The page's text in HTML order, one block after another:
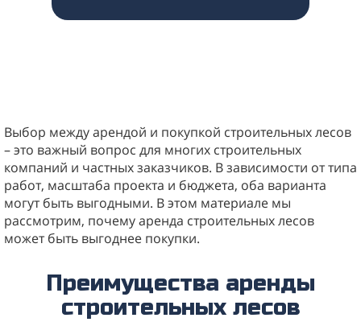
Выбор между арендой и покупкой строительных лесов
– это важный вопрос для многих строительных
компаний и частных заказчиков. В зависимости от типа
работ, масштаба проекта и бюджета, оба варианта
могут быть выгодными. В этом материале мы
рассмотрим, почему аренда строительных лесов
может быть выгоднее покупки.
Преимущества аренды
строительных лесов